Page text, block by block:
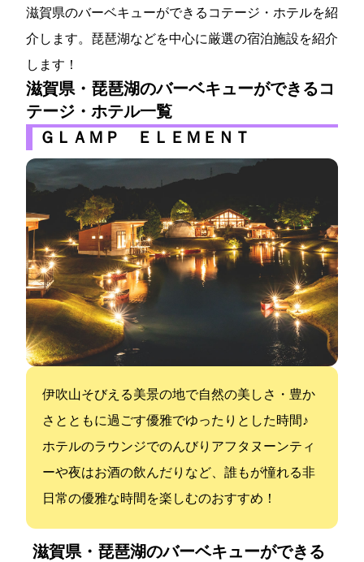
滋賀県のバーベキューができるコテージ・ホテルを紹
介します。琵琶湖などを中心に厳選の宿泊施設を紹介
します！
滋賀県・琵琶湖のバーベキューができるコ
テージ・ホテル一覧
ＧＬＡＭＰ ＥＬＥＭＥＮＴ
伊吹山そびえる美景の地で自然の美しさ・豊か
さとともに過ごす優雅でゆったりとした時間♪
ホテルのラウンジでのんびりアフタヌーンティ
ーや夜はお酒の飲んだりなど、誰もが憧れる非
日常の優雅な時間を楽しむのおすすめ！
滋賀県・琵琶湖のバーベキューができる